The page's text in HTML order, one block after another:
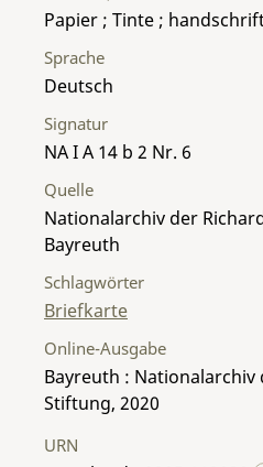
Papier ; Tinte ;
Sprache
Deutsch
Signatur
NA I A 14 b 2 Nr. 6
Quelle
Nationalarchiv der
Bayreuth
Schlagwörter
Briefkarte
Online-Ausgabe
Bayreuth : Nationalarchiv
Stiftung, 2020
URN